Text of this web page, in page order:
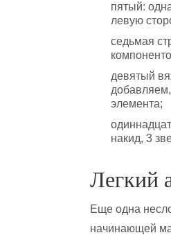
пятый:
левую
седьмая
девятый
элемента;
накид, 3
Легкий
Еще одна
начинающей